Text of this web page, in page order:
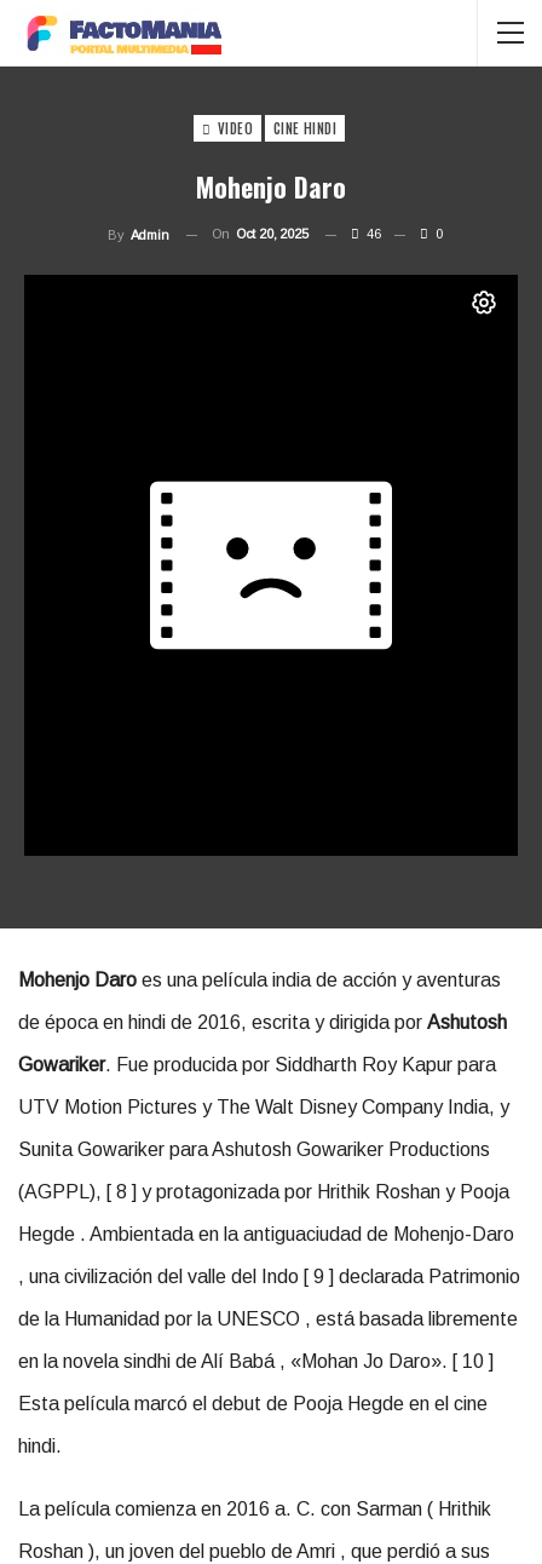
VIDEO CINE HINDI
Mohenjo Daro
By Admin On Oct 20, 2025 46 0
Mohenjo Daro es una película india de acción y aventuras
de época en hindi de 2016, escrita y dirigida por Ashutosh
Gowariker. Fue producida por Siddharth Roy Kapur para
UTV Motion Pictures y The Walt Disney Company India, y
Sunita Gowariker para Ashutosh Gowariker Productions
(AGPPL), [ 8 ] y protagonizada por Hrithik Roshan y Pooja
Hegde . Ambientada en la antiguaciudad de Mohenjo-Daro
, una civilización del valle del Indo [ 9 ] declarada Patrimonio
de la Humanidad por la UNESCO , está basada libremente
en la novela sindhi de Alí Babá , «Mohan Jo Daro». [ 10 ]
Esta película marcó el debut de Pooja Hegde en el cine
hindi.
La película comienza en 2016 a. C. con Sarman ( Hrithik
Roshan ), un joven del pueblo de Amri , que perdió a sus